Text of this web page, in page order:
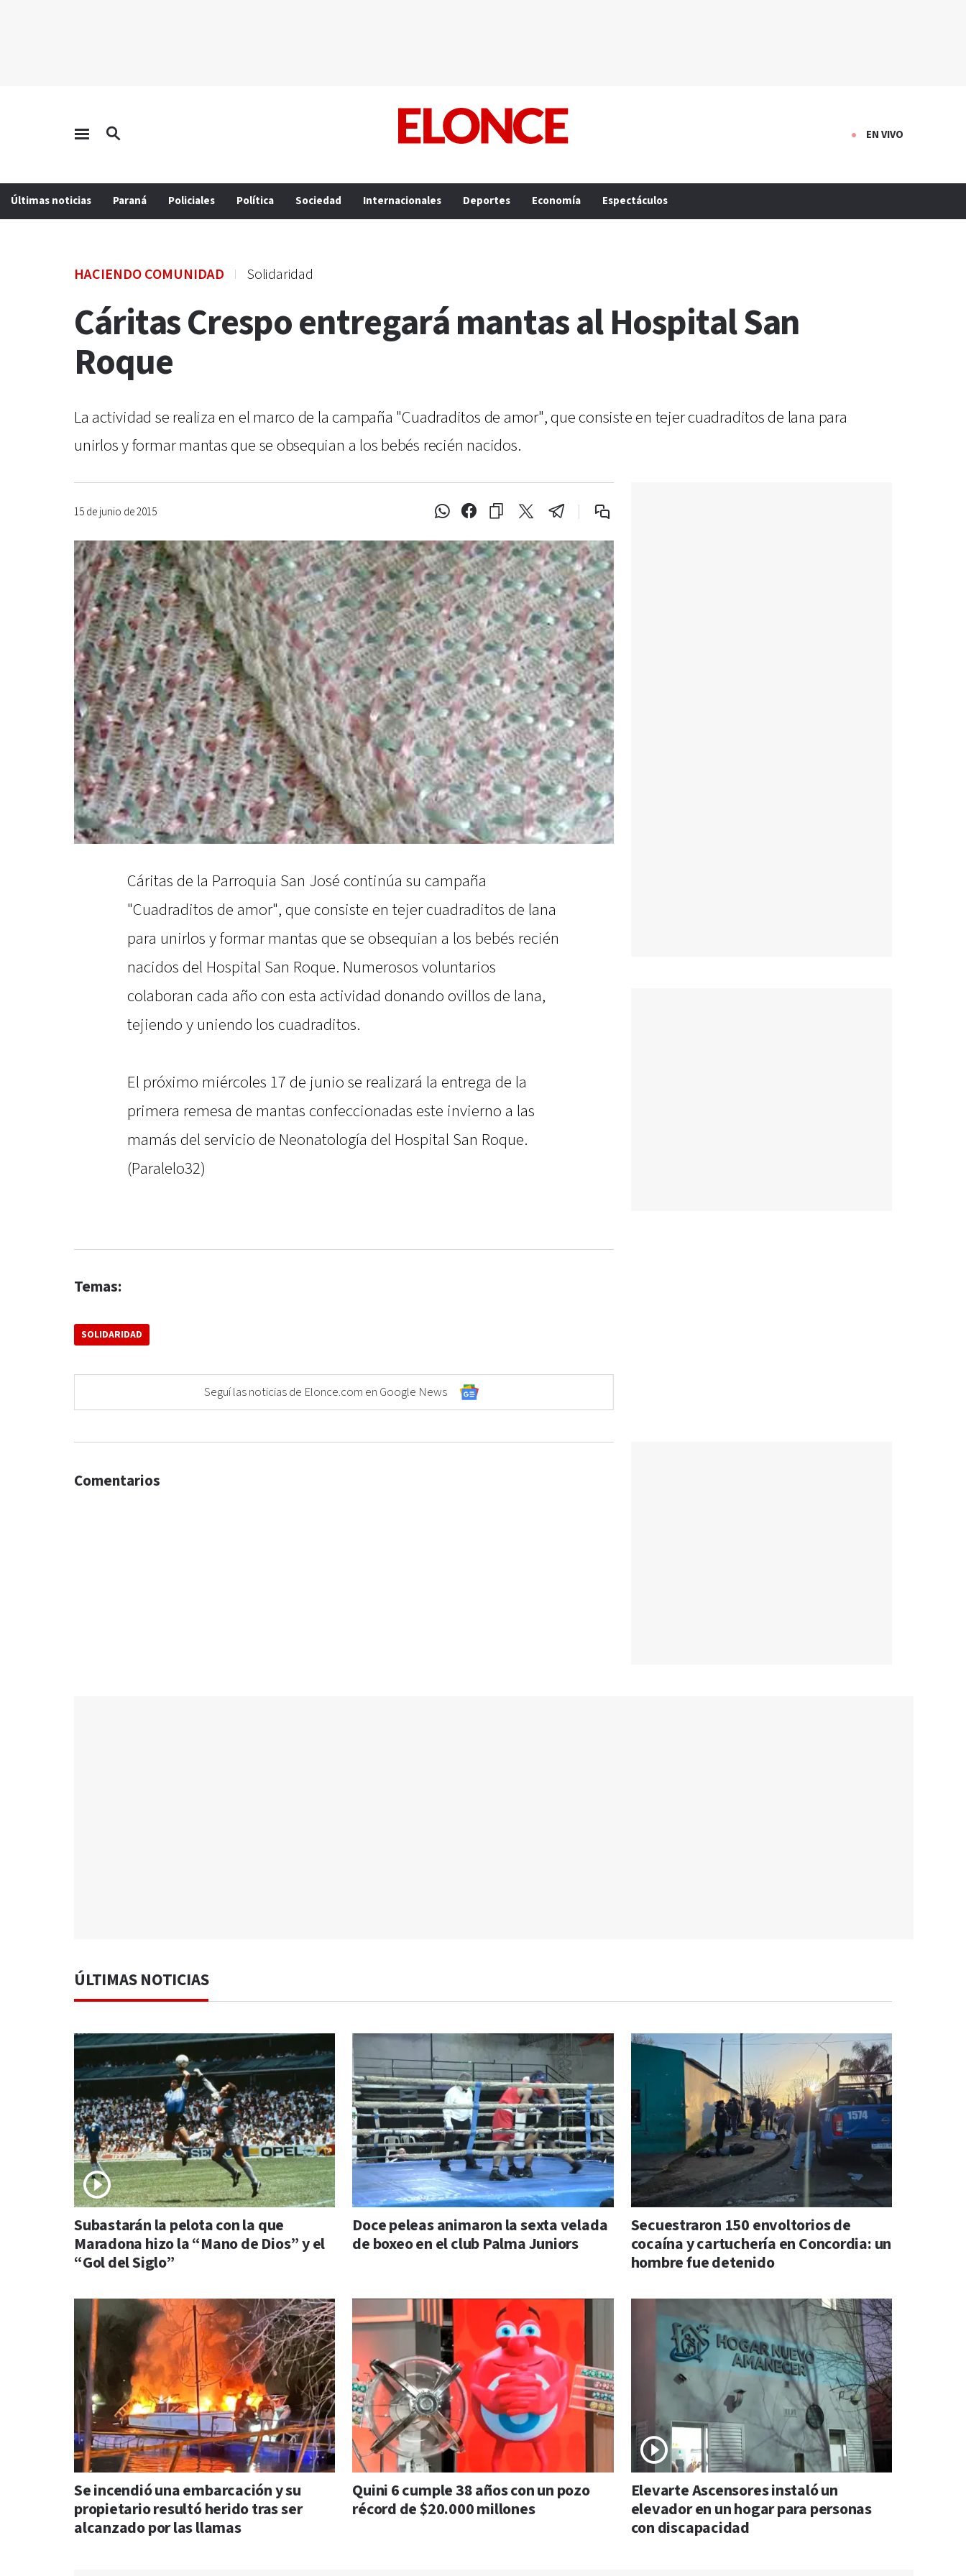
EN VIVO
Últimas noticias Paraná Policiales Política Sociedad Internacionales Deportes Economía Espectáculos
HACIENDO COMUNIDAD Solidaridad
Cáritas Crespo entregará mantas al Hospital San
Roque
La actividad se realiza en el marco de la campaña "Cuadraditos de amor", que consiste en tejer cuadraditos de lana para
unirlos y formar mantas que se obsequian a los bebés recién nacidos.
15 de junio de 2015
Cáritas de la Parroquia San José continúa su campaña
"Cuadraditos de amor", que consiste en tejer cuadraditos de lana
para unirlos y formar mantas que se obsequian a los bebés recién
nacidos del Hospital San Roque. Numerosos voluntarios
colaboran cada año con esta actividad donando ovillos de lana,
tejiendo y uniendo los cuadraditos.
El próximo miércoles 17 de junio se realizará la entrega de la
primera remesa de mantas confeccionadas este invierno a las
mamás del servicio de Neonatología del Hospital San Roque.
(Paralelo32)
Temas:
SOLIDARIDAD
Seguí las noticias de Elonce.com en Google News
Comentarios
ÚLTIMAS NOTICIAS
Subastarán la pelota con la que
Maradona hizo la “Mano de Dios” y el
“Gol del Siglo”
Doce peleas animaron la sexta velada
de boxeo en el club Palma Juniors
Secuestraron 150 envoltorios de
cocaína y cartuchería en Concordia: un
hombre fue detenido
Se incendió una embarcación y su
propietario resultó herido tras ser
alcanzado por las llamas
Quini 6 cumple 38 años con un pozo
récord de $20.000 millones
Elevarte Ascensores instaló un
elevador en un hogar para personas
con discapacidad